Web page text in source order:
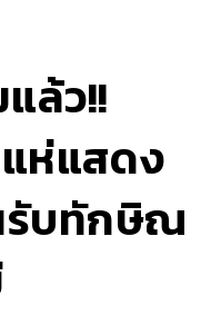
ล้ว!!
ห่แสดง
รับทักษิณ